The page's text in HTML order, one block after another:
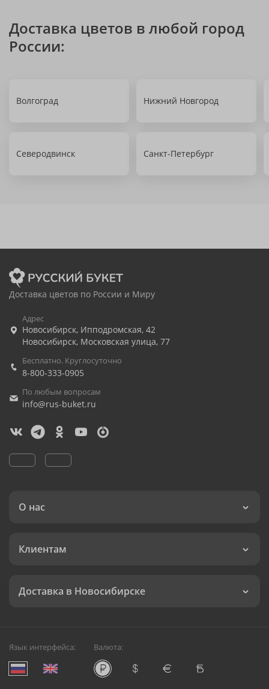
Доставка цветов в любой город
России:
Волгоград Нижний Новгород
Северодвинск Санкт-Петербург
Доставка цветов по России и Миру
Адрес
Новосибирск, Ипподромская, 42
Новосибирск, Московская улица, 77
Бесплатно. Круглосуточно
8-800-333-0905
По любым вопросам
info@rus-buket.ru
О нас
Клиентам
Доставка в Новосибирске
Язык интерфейса: Валюта: